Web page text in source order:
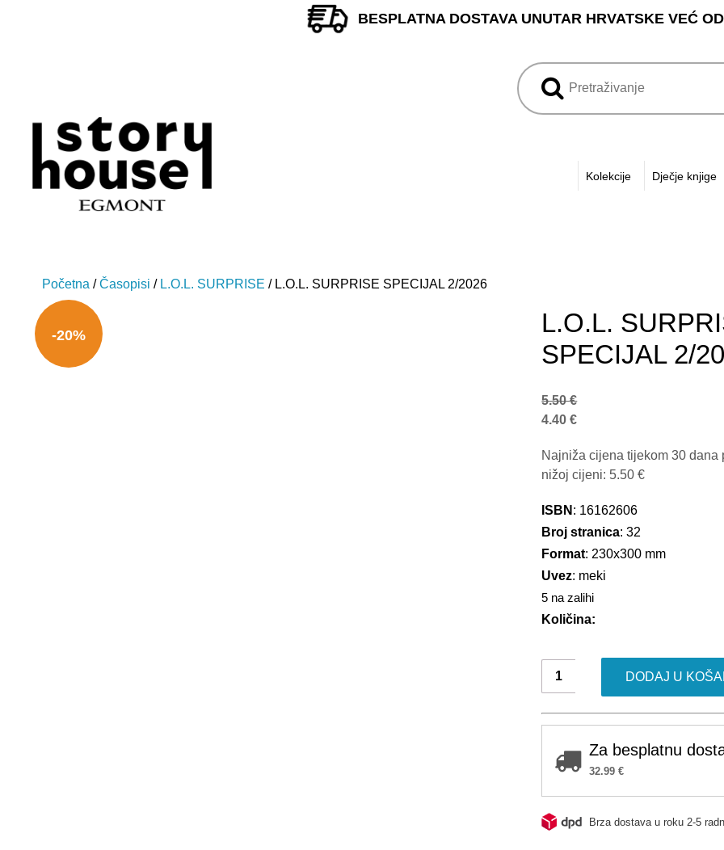
BESPLATNA DOSTAVA UNUTAR HRVATSKE VEĆ
Kolekcije Dječje knjige
Početna /Časopisi / L.O.L. SURPRISE / L.O.L. SURPRISE SPECIJAL 2/2026
-20%
L.O.L.
SPECIJAL 2/
4.40€
5.50€
Najniža cijena tijekom 30
nižoj cijeni: 5.50€
ISBN : 16162606
Broj stranica: 32
Format: 230x300 mm
Uvez: meki
5 na zalihi
Količina:
L.O.L.
2/2026
DODAJ U
Za besplatnu
32.99€
Brza dostava u roku 2-5